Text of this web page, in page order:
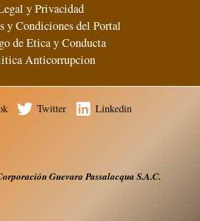
y Privacidad
y Condiciones del Portal
de Etica y Conducta
Anticorrupcion
Twitter Linkedin
Guevara Passalacqua S.A.C.